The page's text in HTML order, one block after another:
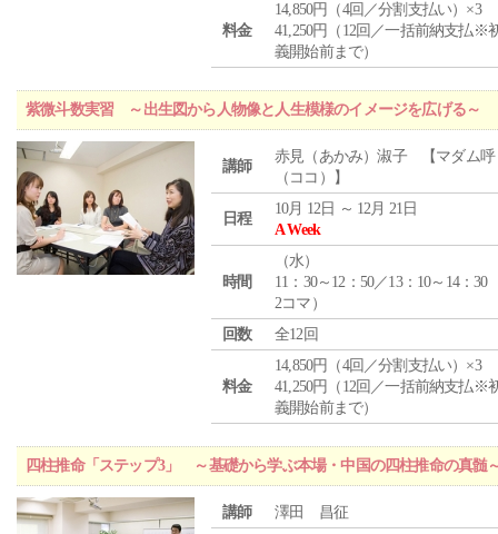
料金
14,850円（4回／分割支払い）×3
41,250円（12回／一括前納支払※
義開始前まで）
紫微斗数実習 ～出生図から人物像と人生模様のイメージを広げる～
講師
赤見（あかみ）淑子 【マダム呼
（ココ）】
日程
10月 12日 ～ 12月 21日
A Week
時間
（水）
11：30～12：50／13：10～14：30
2コマ）
回数
全12回
料金
14,850円（4回／分割支払い）×3
41,250円（12回／一括前納支払※
義開始前まで）
四柱推命「ステップ3」 ～基礎から学ぶ本場・中国の四柱推命の真髄
講師 澤田 昌征